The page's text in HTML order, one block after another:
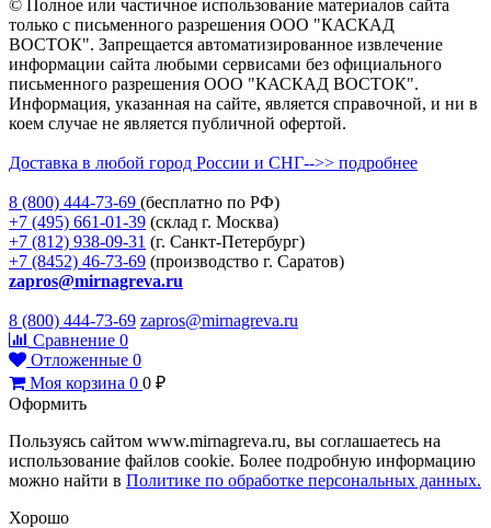
© Полное или частичное использование материалов сайта
только с письменного разрешения ООО "КАСКАД
ВОСТОК". Запрещается автоматизированное извлечение
информации сайта любыми сервисами без официального
письменного разрешения ООО "КАСКАД ВОСТОК".
Информация, указанная на сайте, является справочной, и ни в
коем случае не является публичной офертой.
Доставка в любой город России и СНГ-->> подробнее
8 (800) 444-73-69 (бесплатно по РФ)
+7 (495) 661-01-39 (склад г. Москва)
+7 (812) 938-09-31 (г. Санкт-Петербург)
+7 (8452) 46-73-69 (производство г. Саратов)
zapros@mirnagreva.ru
8 (800) 444-73-69 zapros@mirnagreva.ru
Сравнение 0
Отложенные 0
Моя корзина 0 0 ₽
Оформить
Пользуясь сайтом www.mirnagreva.ru, вы соглашаетесь на
использование файлов cookie. Более подробную информацию
можно найти в Политике по обработке персональных данных.
Хорошо